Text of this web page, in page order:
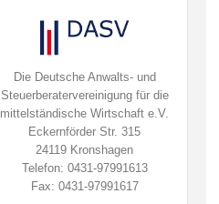
Die Deutsche Anwalts- und
Steuerberatervereinigung für die
mittelständische Wirtschaft e.V.
Eckernförder Str. 315
24119 Kronshagen
Telefon: 0431-97991613
Fax: 0431-97991617